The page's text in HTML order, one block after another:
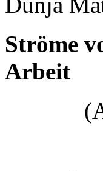
Ströme
Arbeit